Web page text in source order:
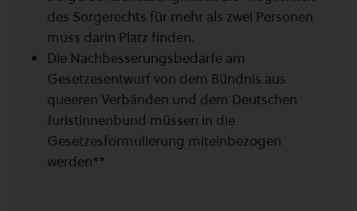
des Sorgerechts für mehr als zwei Personen
muss darin Platz finden.
Die Nachbesserungsbedarfe am
Gesetzesentwurf von dem Bündnis aus
queeren Verbänden und dem Deutschen
Juristinnenbund müssen in die
Gesetzesformulierung miteinbezogen
werden**